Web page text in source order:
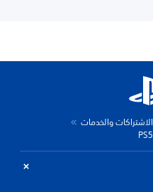
الاشتراكات والخدمات